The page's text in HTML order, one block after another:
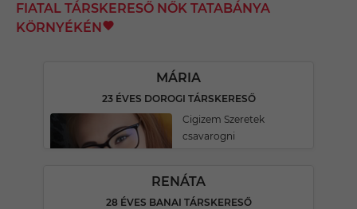
FIATAL TÁRSKERESŐ NŐK TATABÁNYA
KÖRNYÉKÉN
MÁRIA
23 ÉVES DOROGI TÁRSKERESŐ
Cigizem Szeretek
csavarogni
RENÁTA
28 ÉVES BANAI TÁRSKERESŐ